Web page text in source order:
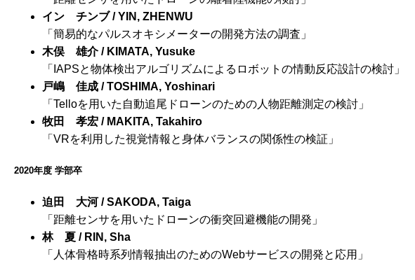
イン チンブ / YIN, ZHENWU
「簡易的なパルスオキシメーターの開発方法の調査」
木俣 雄介 / KIMATA, Yusuke
「IAPSと物体検出アルゴリズムによるロボットの情動反応設計の検討」
戸嶋 佳成 / TOSHIMA, Yoshinari
「Telloを用いた自動追尾ドローンのための人物距離測定の検討」
牧田 孝宏 / MAKITA, Takahiro
「VRを利用した視覚情報と身体バランスの関係性の検証」
2020年度 学部卒
迫田 大河 / SAKODA, Taiga
「距離センサを用いたドローンの衝突回避機能の開発」
林 夏 / RIN, Sha
「人体骨格時系列情報抽出のためのWebサービスの開発と応用」